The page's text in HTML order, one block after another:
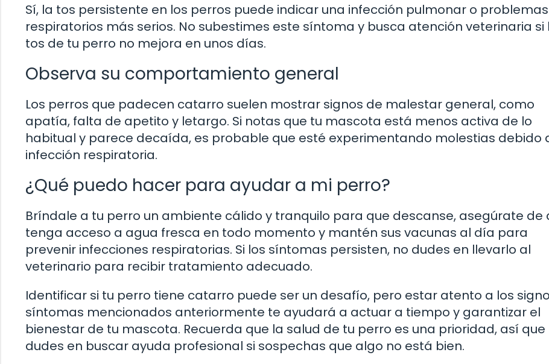
Sí, la tos persistente en los perros puede indicar una infección pulmonar o problemas
respiratorios más serios. No subestimes este síntoma y busca atención veterinaria si
tos de tu perro no mejora en unos días.
Observa su comportamiento general
Los perros que padecen catarro suelen mostrar signos de malestar general, como
apatía, falta de apetito y letargo. Si notas que tu mascota está menos activa de lo
habitual y parece decaída, es probable que esté experimentando molestias debido
infección respiratoria.
¿Qué puedo hacer para ayudar a mi perro?
Bríndale a tu perro un ambiente cálido y tranquilo para que descanse, asegúrate de
tenga acceso a agua fresca en todo momento y mantén sus vacunas al día para
prevenir infecciones respiratorias. Si los síntomas persisten, no dudes en llevarlo al
veterinario para recibir tratamiento adecuado.
Identificar si tu perro tiene catarro puede ser un desafío, pero estar atento a los
síntomas mencionados anteriormente te ayudará a actuar a tiempo y garantizar el
bienestar de tu mascota. Recuerda que la salud de tu perro es una prioridad, así que
dudes en buscar ayuda profesional si sospechas que algo no está bien.